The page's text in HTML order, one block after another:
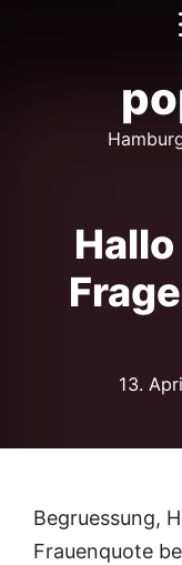
13.
Begruessung,
Frauenquote